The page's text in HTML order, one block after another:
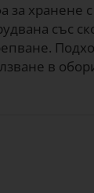
за хранене
със
в